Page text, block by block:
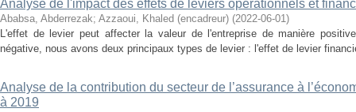
Analyse de l'impact des effets de leviers opérationnels et
Ababsa, Abderrezak; Azzaoui, Khaled (encadreur) (2022-06-01)
L'effet de levier peut affecter la valeur de l'entreprise de manière
négative, nous avons deux principaux types de levier : l'effet de levier
Analyse de la contribution du secteur de l’assurance à
à 2019